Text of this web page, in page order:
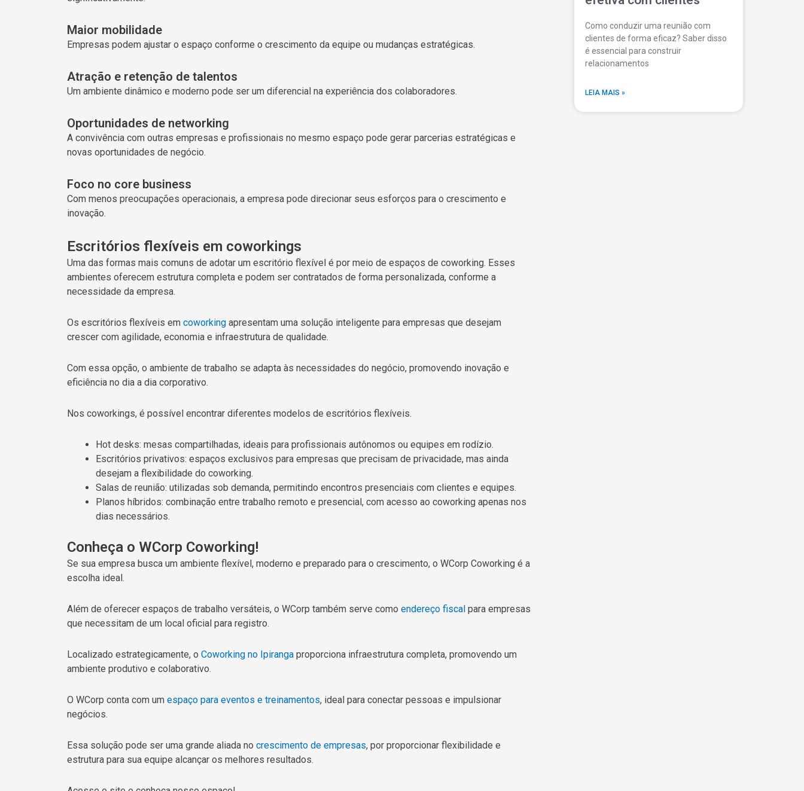
Maior mobilidade
Empresas podem ajustar o espaço conforme o crescimento da equipe ou mudanças estratégicas.
Atração e retenção de talentos
Um ambiente dinâmico e moderno pode ser um diferencial na experiência dos colaboradores.
Oportunidades de networking
A convivência com outras empresas e profissionais no mesmo espaço pode gerar parcerias estratégicas e
novas oportunidades de negócio.
Foco no core business
Com menos preocupações operacionais, a empresa pode direcionar seus esforços para o crescimento e
inovação.
Escritórios flexíveis em coworkings
Uma das formas mais comuns de adotar um escritório flexível é por meio de espaços de coworking. Esses
ambientes oferecem estrutura completa e podem ser contratados de forma personalizada, conforme a
necessidade da empresa.
Os escritórios flexíveis em coworking apresentam uma solução inteligente para empresas que desejam
crescer com agilidade, economia e infraestrutura de qualidade.
Com essa opção, o ambiente de trabalho se adapta às necessidades do negócio, promovendo inovação e
eficiência no dia a dia corporativo.
Nos coworkings, é possível encontrar diferentes modelos de escritórios flexíveis.
Hot desks: mesas compartilhadas, ideais para profissionais autônomos ou equipes em rodízio.
Escritórios privativos: espaços exclusivos para empresas que precisam de privacidade, mas ainda
desejam a flexibilidade do coworking.
Salas de reunião: utilizadas sob demanda, permitindo encontros presenciais com clientes e equipes.
Planos híbridos: combinação entre trabalho remoto e presencial, com acesso ao coworking apenas nos
dias necessários.
Conheça o WCorp Coworking!
Se sua empresa busca um ambiente flexível, moderno e preparado para o crescimento, o WCorp Coworking é a
escolha ideal.
Além de oferecer espaços de trabalho versáteis, o WCorp também serve como endereço fiscal para empresas
que necessitam de um local oficial para registro.
Localizado estrategicamente, o Coworking no Ipiranga proporciona infraestrutura completa, promovendo um
ambiente produtivo e colaborativo.
O WCorp conta com um espaço para eventos e treinamentos, ideal para conectar pessoas e impulsionar
negócios.
Essa solução pode ser uma grande aliada no crescimento de empresas, por proporcionar flexibilidade e
estrutura para sua equipe alcançar os melhores resultados.
Como conduzir uma reunião com
clientes de forma eficaz? Saber disso
é essencial para construir
relacionamentos
LEIA MAIS »